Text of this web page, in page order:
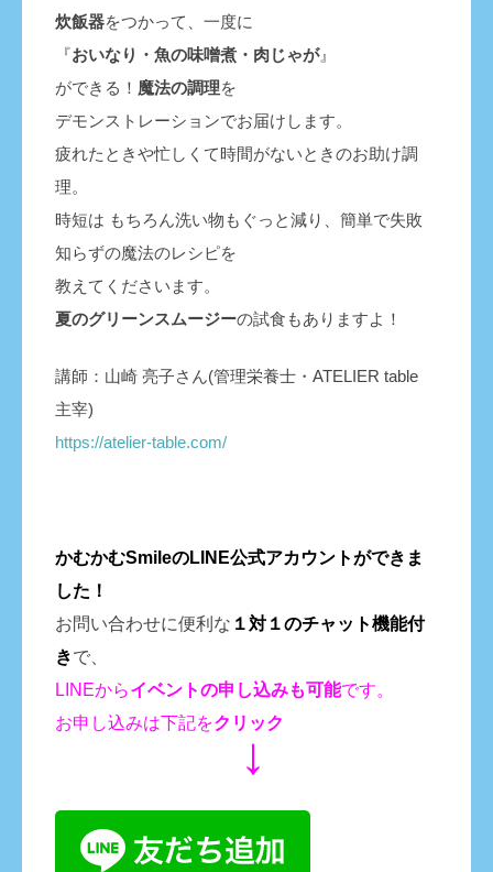
炊飯器をつかって、一度に
『おいなり・魚の味噌煮・肉じゃが』
ができる！ 魔法の調理を
デモンストレーションでお届けします。
疲れたときや忙しくて時間がないときのお助け調
理。
時短は もちろん洗い物もぐっと減り、簡単で失敗
知らずの魔法のレシピを
教えてくださいます。
夏のグリーンスムージーの試食もありますよ！
講師：山崎 亮子さん(管理栄養士・ATELIER table
主宰)
https://atelier-table.com/
かむかむSmileのLINE公式アカウントができま
した！
お問い合わせに便利な １対１のチャット機能付
きで、
LINEからイベントの申し込みも可能です。
お申し込みは下記をクリック
↓